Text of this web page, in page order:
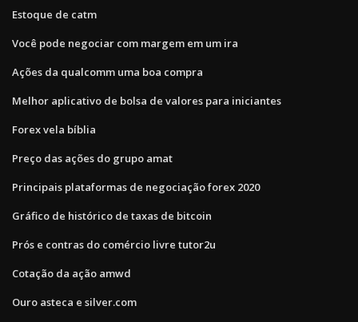
Estoque de catm
Você pode negociar com margem em um ira
Ações da qualcomm uma boa compra
Melhor aplicativo de bolsa de valores para iniciantes
Forex vela bíblia
Preço das ações do grupo amat
Principais plataformas de negociação forex 2020
Gráfico de histórico de taxas de bitcoin
Prós e contras do comércio livre tutor2u
Cotação da ação amwd
Ouro asteca e silver.com